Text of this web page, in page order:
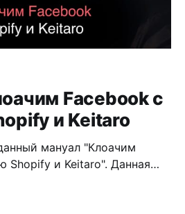
Facebook с
и Keitaro
мануал "Клоачим
и Keitaro". Данная
с каждого рекламного